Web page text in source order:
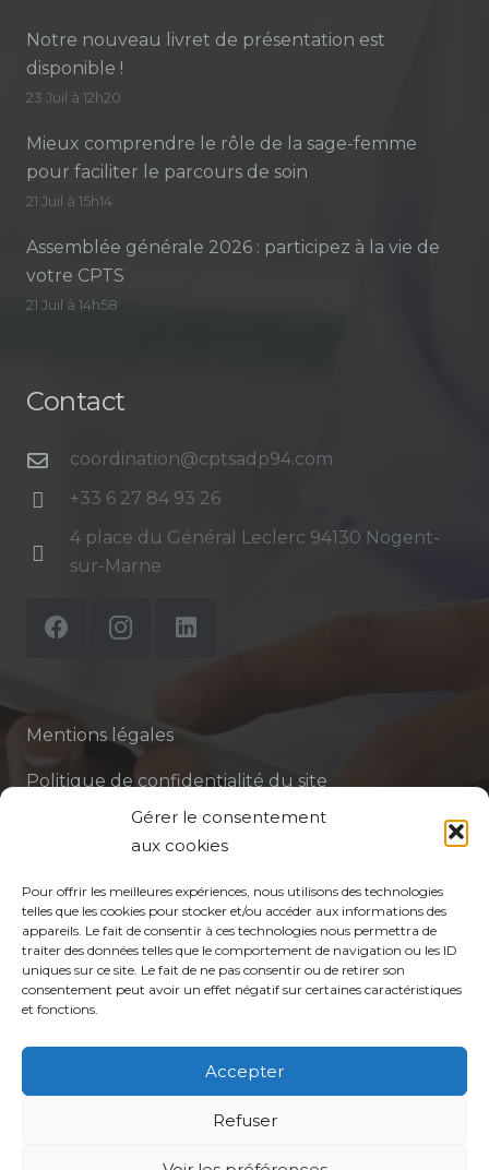
Gérer le consentement
aux cookies
Pour offrir les meilleures expériences, nous utilisons des technologies
telles que les cookies pour stocker et/ou accéder aux informations des
appareils. Le fait de consentir à ces technologies nous permettra de
traiter des données telles que le comportement de navigation ou les ID
uniques sur ce site. Le fait de ne pas consentir ou de retirer son
consentement peut avoir un effet négatif sur certaines caractéristiques
et fonctions.
Accepter
Refuser
Notre nouveau livret de présentation est
disponible !
23 Juil à 12h20
Mieux comprendre le rôle de la sage-femme
pour faciliter le parcours de soin
21 Juil à 15h14
Assemblée générale 2026 : participez à la vie de
votre CPTS
21 Juil à 14h58
Contact
coordination@cptsadp94.com
+33 6 27 84 93 26
4 place du Général Leclerc 94130 Nogent-
sur-Marne
Mentions légales
Politique de confidentialité du site
Politique de protection des données de la CPTS
Votre CPTS